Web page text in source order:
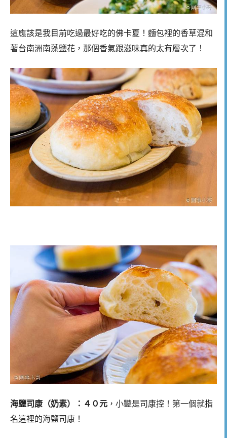
這應該是我目前吃過最好吃的佛卡夏！麵包裡的香草混和
著台南洲南藻鹽花，那個香氣跟滋味真的太有層次了！
海鹽司康（奶素）：４０元 ，小豔是司康控！第一個就指
名這裡的海鹽司康！